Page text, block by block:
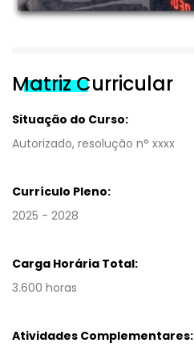
Matriz Curricular
Situação do Curso:
Autorizado, resolução n° xxxx
Currículo Pleno:
2025 - 2028
Carga Horária Total:
3.600 horas
Atividades Complementares: